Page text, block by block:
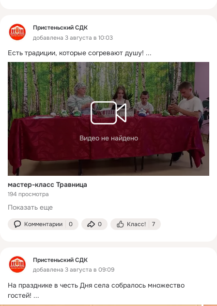
Пристеньский СДК
добавлена 3 августа в 10:03
Есть традиции, которые согревают душу! ...
Видео не найдено
мастер-класс Травница
194 просмотра
Показать еще
Комментарии 0 0 Класс! 7
Пристеньский СДК
добавлена 3 августа в 09:09
На празднике в честь Дня села собралось множество
гостей! ...